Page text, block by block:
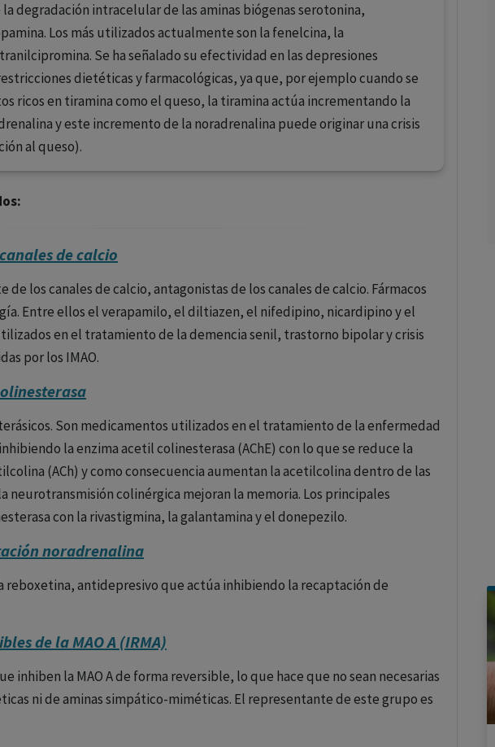
degradación intracelular de las aminas biógenas serotonina,
Los más utilizados actualmente son la fenelcina, la
Se ha señalado su efectividad en las depresiones
dietéticas y farmacológicas, ya que, por ejemplo cuando se
ricos en tiramina como el queso, la tiramina actúa incrementando la
y este incremento de la noradrenalina puede originar una crisis
al queso).
de calcio
de los canales de calcio, antagonistas de los canales de calcio. Fármacos
Entre ellos el verapamilo, el diltiazen, el nifedipino, nicardipino y el
en el tratamiento de la demencia senil, trastorno bipolar y crisis
por los IMAO.
Son medicamentos utilizados en el tratamiento de la enfermedad
la enzima acetil colinesterasa (AChE) con lo que se reduce la
(ACh) y como consecuencia aumentan la acetilcolina dentro de las
neurotransmisión colinérgica mejoran la memoria. Los principales
con la rivastigmina, la galantamina y el donepezilo.
noradrenalina
reboxetina, antidepresivo que actúa inhibiendo la recaptación de
de la MAO A (IRMA)
inhiben la MAO A de forma reversible, lo que hace que no sean necesarias
ni de aminas simpático-miméticas. El representante de este grupo es